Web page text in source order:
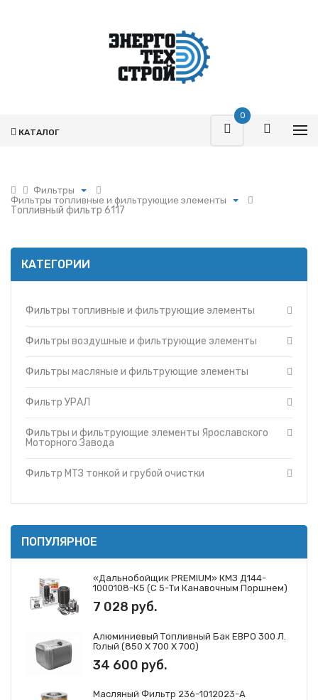
0
КАТАЛОГ
Фильтры
Поршневая
Фильтры
Гидромоторы
Насосы
Вкладыши
О компании
Доставка
Фильтры топливные и фильтрующие элементы
Фильтры топливные и фильтрующие элементы
Фильтры и фильтрующие элементы МАЗ
Фильтры и фильтрующие элементы Ярославского
Фильтры и фильтрующие элементы ЗМЗ
Фильтры и фильтрующие элементы ГАЗ
Фильтры и фильтрующие элементы Iveco
Топливный фильтр 6117
КАТЕГОРИИ
Фильтры топливные и фильтрующие элементы
Фильтры воздушные и фильтрующие элементы
Фильтры масляные и фильтрующие элементы
Фильтр УРАЛ
Фильтры и фильтрующие элементы Ярославского
Моторного Завода
Фильтр МТЗ тонкой и грубой очистки
ПОПУЛЯРНОЕ
«Дальнобойщик PREMIUM» КМЗ Д144-
1000108-К5 (с 5-Ти Канавочным Поршнем)
7 028 руб.
Алюминиевый Топливный Бак ЕВРО 300 Л.
Голый (850 Х 700 Х 700)
34 600 руб.
Масляный Фильтр 236-1012023-А